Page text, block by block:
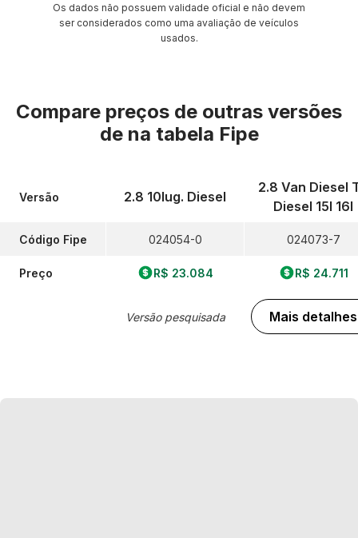
Os dados não possuem validade oficial e não devem
ser considerados como uma avaliação de veículos
usados.
Compare preços de outras versões
de na tabela Fipe
Versão
Código Fipe
Preço
2.8 10lug. Diesel
024054-0
R$ 23.084
Versão pesquisada
2.8 Van Diesel
Diesel 15l 16l
024073-7
R$ 24.711
Mais detalhes